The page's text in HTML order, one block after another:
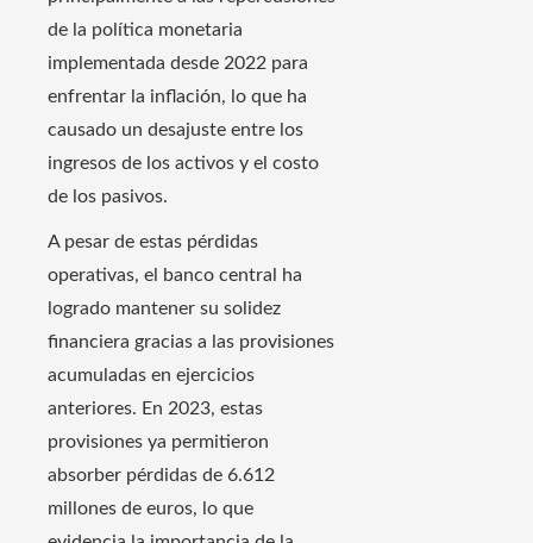
de la política monetaria
implementada desde 2022 para
enfrentar la inflación, lo que ha
causado un desajuste entre los
ingresos de los activos y el costo
de los pasivos.
A pesar de estas pérdidas
operativas, el banco central ha
logrado mantener su solidez
financiera gracias a las provisiones
acumuladas en ejercicios
anteriores. En 2023, estas
provisiones ya permitieron
absorber pérdidas de 6.612
millones de euros, lo que